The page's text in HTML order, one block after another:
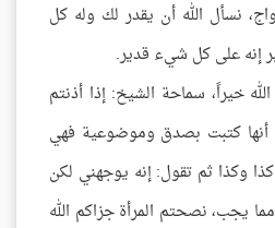
نسأل الله أن يقدر لك وله كل
إنه على كل شيء قدير.
خيراً، سماحة الشيخ: إذا أذنتم
أنها كتبت بصدق وموضوعية فهي
وكذا ثم تقول: إنه يوجهني لكن
يجب، نصحتم المرأة جزاكم الله